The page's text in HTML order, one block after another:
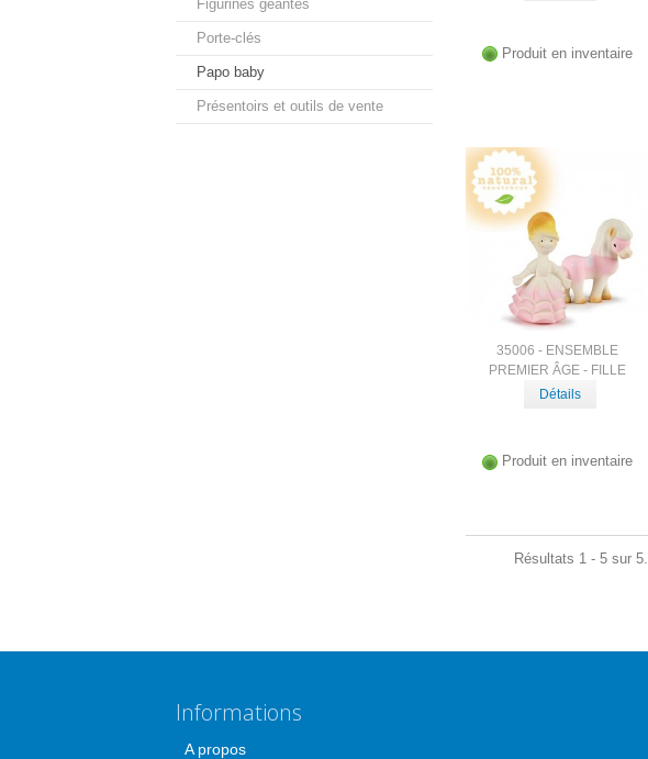
Figurines géantes
Porte-clés
Papo baby
Présentoirs et outils de vente
Produit en inventaire
35006 - ENSEMBLE
PREMIER ÂGE - FILLE
Détails
Produit en inventaire
Résultats 1 - 5 sur 5.
Informations
A propos